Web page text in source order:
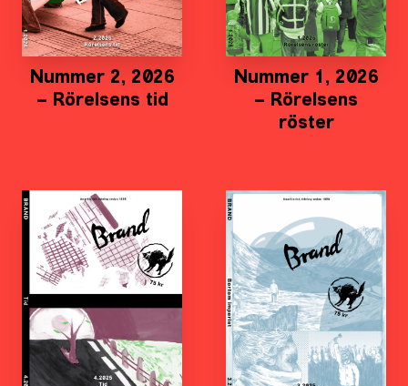
Nummer 2, 2026
– Rörelsens tid
Nummer 1, 2026
– Rörelsens
röster